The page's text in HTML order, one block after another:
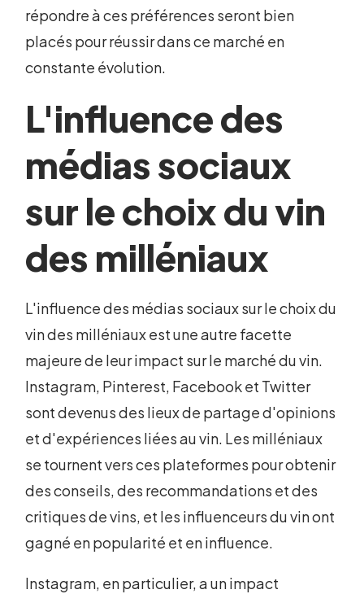
répondre à ces préférences seront bien
placés pour réussir dans ce marché en
constante évolution.
L'influence des
médias sociaux
sur le choix du vin
des milléniaux
L'influence des médias sociaux sur le choix du
vin des milléniaux est une autre facette
majeure de leur impact sur le marché du vin.
Instagram, Pinterest, Facebook et Twitter
sont devenus des lieux de partage d'opinions
et d'expériences liées au vin. Les milléniaux
se tournent vers ces plateformes pour obtenir
des conseils, des recommandations et des
critiques de vins, et les influenceurs du vin ont
gagné en popularité et en influence.
Instagram, en particulier, a un impact